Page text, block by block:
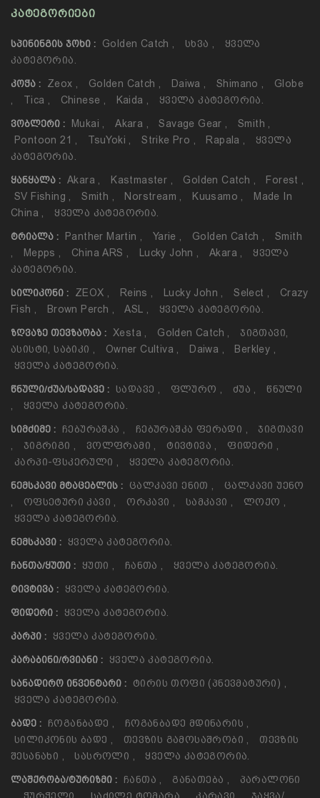
ᲙᲐᲢᲔᲒᲝᲠᲘᲔᲑᲘ
ᲡᲞᲘᲜᲘᲜᲒᲘᲡ ᲯᲝᲮᲘ : Golden Catch , Სხვა ,
Ყველა
Კატეგორია.
ᲙᲝᲭᲐ : Zeox , Golden Catch , Daiwa , Shimano ,
Globe
,
Tica , Chinese , Kaida , Ყველა Კატეგორია.
ᲕᲝᲑᲚᲔᲠᲘ : Mukai , Akara , Savage Gear , Smith ,
Pontoon 21 , TsuYoki , Strike Pro , Rapala ,
Ყველა
Კატეგორია.
ᲧᲐᲜᲧᲐᲚᲐ : Akara , Kastmaster , Golden Catch , Forest ,
SV Fishing , Smith , Norstream , Kuusamo ,
Made In
China , Ყველა Კატეგორია.
ᲢᲠᲘᲐᲚᲐ : Panther Martin , Yarie , Golden Catch ,
Smith
,
Mepps , China ARS , Lucky John , Akara ,
Ყველა
Კატეგორია.
ᲡᲘᲚᲘᲙᲝᲜᲘ : ZEOX , Reins , Lucky John , Select ,
Crazy
Fish , Brown Perch , ASL , Ყველა Კატეგორია.
ᲖᲦᲕᲐᲖᲔ ᲗᲔᲕᲖᲐᲝᲑᲐ : Xesta , Golden Catch ,
Ჯიგთავი,
Ასისტი, Საბიკი , Owner Cultiva , Daiwa , Berkley ,
Ყველა Კატეგორია.
ᲬᲜᲣᲚᲘ/ᲫᲣᲐ/ᲡᲐᲓᲐᲕᲔ : Სადავე , Ფლურო , Ძუა ,
Წნული
,
Ყველა Კატეგორია.
ᲡᲘᲛᲫᲘᲛᲔ : Ჩებურაშკა , Ჩებურაშკა Ფერადი ,
Ჯიგთავი
,
Ჯიგრიგი , Ვოლფრამი , Ტივტივა , Ფიდერი ,
Კარპი-Ფსკერული , Ყველა Კატეგორია.
ᲜᲔᲛᲡᲙᲐᲕᲘ ᲛᲢᲐᲪᲔᲑᲚᲘᲡ : Ცალკავი Ენით ,
Ცალკავი Უენო
,
Ოფსეტური Კავი , Ორკავი , Სამკავი , Ლოქო ,
Ყველა Კატეგორია.
ᲜᲔᲛᲡᲙᲐᲕᲘ : Ყველა Კატეგორია.
ᲩᲐᲜᲗᲐ/ᲧᲣᲗᲘ : Ყუთი , Ჩანთა , Ყველა Კატეგორია.
ᲢᲘᲕᲢᲘᲕᲐ : Ყველა Კატეგორია.
ᲤᲘᲓᲔᲠᲘ : Ყველა Კატეგორია.
ᲙᲐᲠᲞᲘ : Ყველა Კატეგორია.
ᲙᲐᲠᲐᲑᲘᲜᲘ/ᲠᲕᲘᲐᲜᲘ : Ყველა Კატეგორია.
ᲡᲐᲜᲐᲓᲘᲠᲝ ᲘᲜᲕᲔᲜᲢᲐᲠᲘ : Ტირის Თოფი (პნევმატური) ,
Ყველა Კატეგორია.
ᲑᲐᲓᲔ : Ჩოგანბადე , Ჩოგანბადე Მდინარის ,
Სილიკონის Ბადე , Თევზის Გამოსაშრობი ,
Თევზის
Შესანახი , Სასროლი , Ყველა Კატეგორია.
ᲚᲐᲨᲥᲠᲝᲑᲐ/ᲢᲣᲠᲘᲖᲛᲘ : Ჩანთა , Განათება ,
Პარალონი